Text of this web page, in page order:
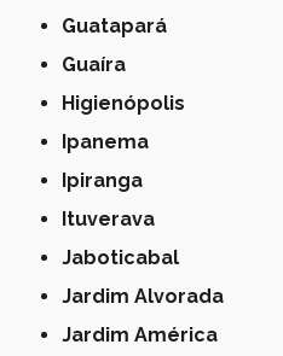
Guatapará
Guaíra
Higienópolis
Ipanema
Ipiranga
Ituverava
Jaboticabal
Jardim Alvorada
Jardim América